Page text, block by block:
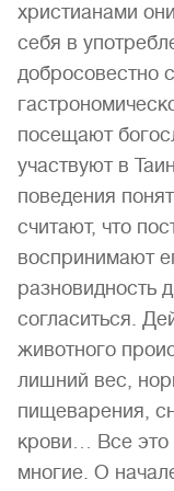
христианами
себя в
добросовестно
посещают
участвуют в
поведения
считают, что
воспринимают
разновидность
согласиться.
животного
лишний вес,
пищеварения,
крови… Все это
многие. О